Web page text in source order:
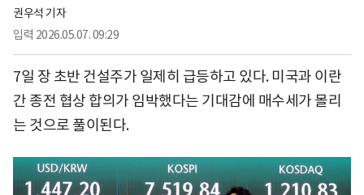
권우석 기자
입력 2026.05.07. 09:29
7일 장 초반 건설주가 일제히 급등하고 있다. 미국과 이란
간 종전 협상 합의가 임박했다는 기대감에 매수세가 몰리
는 것으로 풀이된다.